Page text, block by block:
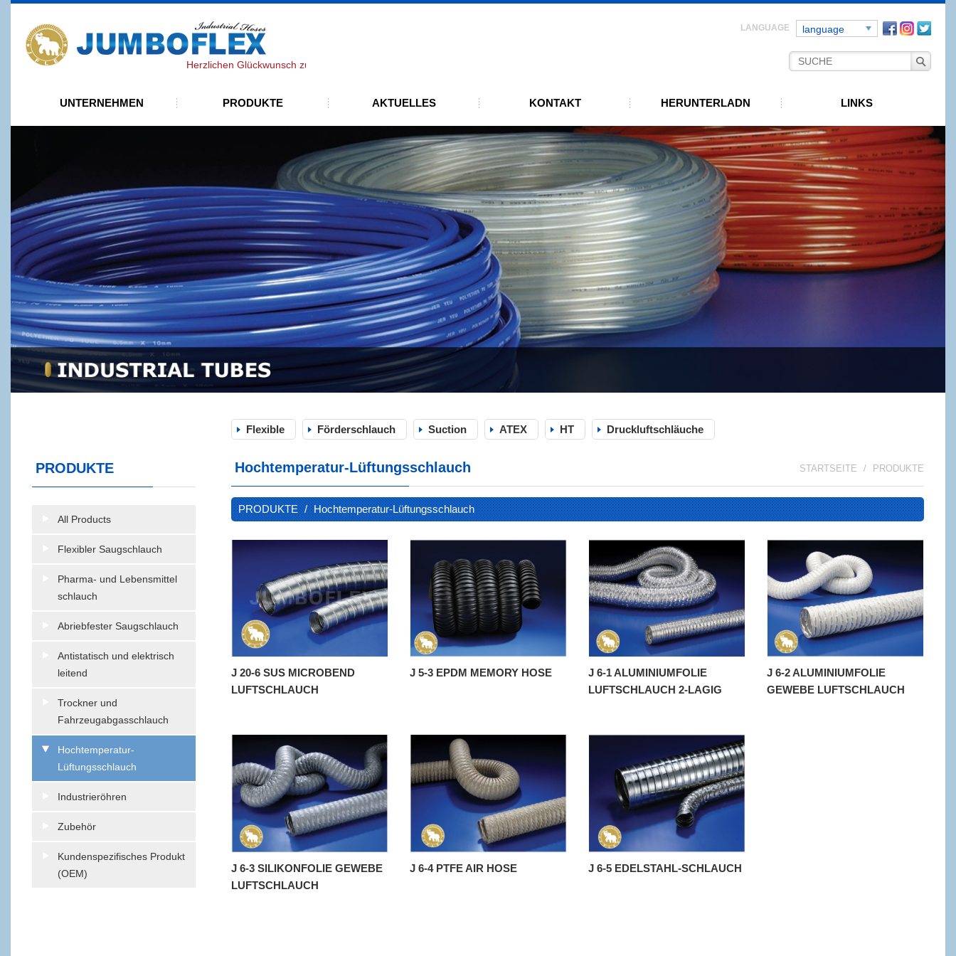
Herzlichen Glückwunsch zur bestandenen ISO 9001:2015 Zertifizierung
UNTERNEHMEN PRODUKTE AKTUELLES KONTAKT HERUNTERLADN LINKS
language Facebook
PRODUKTE
All Products
Flexibler Saugschlauch
Pharma- und Lebensmittel
schlauch
Abriebfester Saugschlauch
Antistatisch und elektrisch
leitend
Trockner und
Fahrzeugabgasschlauch
Hochtemperatur-
Lüftungsschlauch
Industrieröhren
Zubehör
Kundenspezifisches Produkt
(OEM)
Flexible Förderschlauch Suction ATEX HT Druckluftschläuche
Hochtemperatur-Lüftungsschlauch STARTSEITE PRODUKTE
PRODUKTE Hochtemperatur-Lüftungsschlauch
J 20-6 SUS MICROBEND
LUFTSCHLAUCH
J 5-3 EPDM MEMORY HOSE
J 6-1 ALUMINIUMFOLIE
LUFTSCHLAUCH 2-LAGIG
J 6-2 ALUMINIUMFOLIE
GEWEBE LUFTSCHLAUCH
J 6-3 SILIKONFOLIE GEWEBE
LUFTSCHLAUCH
J 6-4 PTFE AIR HOSE J 6-5 EDELSTAHL-SCHLAUCH